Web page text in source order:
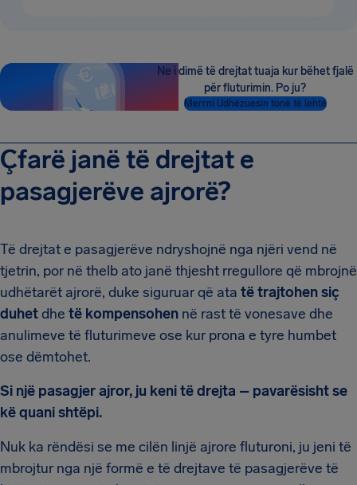
Ne i dimë të drejtat tuaja kur bëhet fjalë
për fluturimin. Po ju?
Merrni Udhëzuesin tonë të lehtë
Çfarë janë të drejtat e
pasagjerëve ajrorë?
Të drejtat e pasagjerëve ndryshojnë nga njëri vend në
tjetrin, por në thelb ato janë thjesht rregullore që mbrojnë
udhëtarët ajrorë, duke siguruar që ata të trajtohen siç
duhetdhe të kompensohen në rast të vonesave dhe
anulimeve të fluturimeve ose kur prona e tyre humbet
ose dëmtohet.
Si një pasagjer ajror, ju keni të drejta – pavarësisht se
kë quani shtëpi.
Nuk ka rëndësi se me cilën linjë ajrore fluturoni, ju jeni të
mbrojtur nga një formë e të drejtave të pasagjerëve të